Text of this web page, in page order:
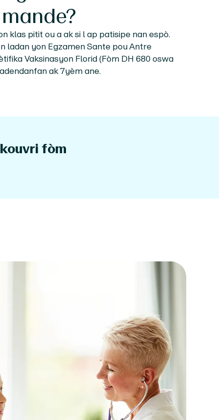
klas pitit ou a ak si l ap patisipe nan espò.
ladan yon Egzamen Sante pou Antre
Vaksinasyon Florid (Fòm DH 680 oswa
ak 7yèm ane.
fòm